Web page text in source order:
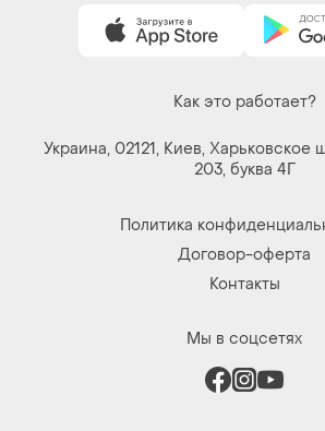
Как это работает?
Украина, 02121, Киев,
203, буква 4Г
Политика
Договор-оферта
Контакты
Мы в соцсетях